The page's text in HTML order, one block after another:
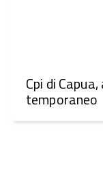
Cpi di
temporaneo